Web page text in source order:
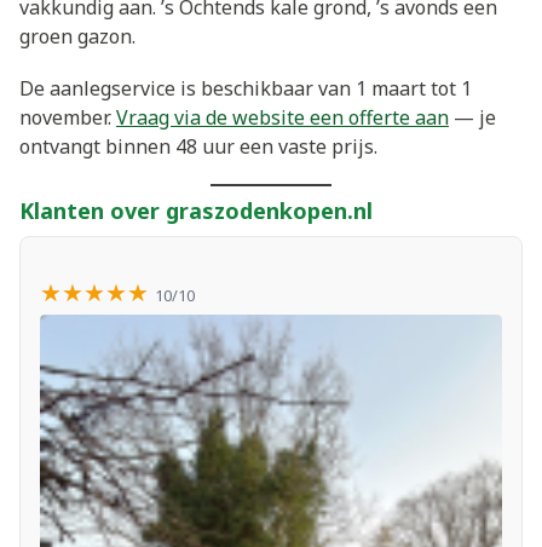
vakkundig aan. ’s Ochtends kale grond, ’s avonds een
groen gazon.
De aanlegservice is beschikbaar van 1 maart tot 1
november.Vraag via de website een offerte aan — je
ontvangt binnen 48 uur een vaste prijs.
Klanten over graszodenkopen.nl
★★★★★ 10/10